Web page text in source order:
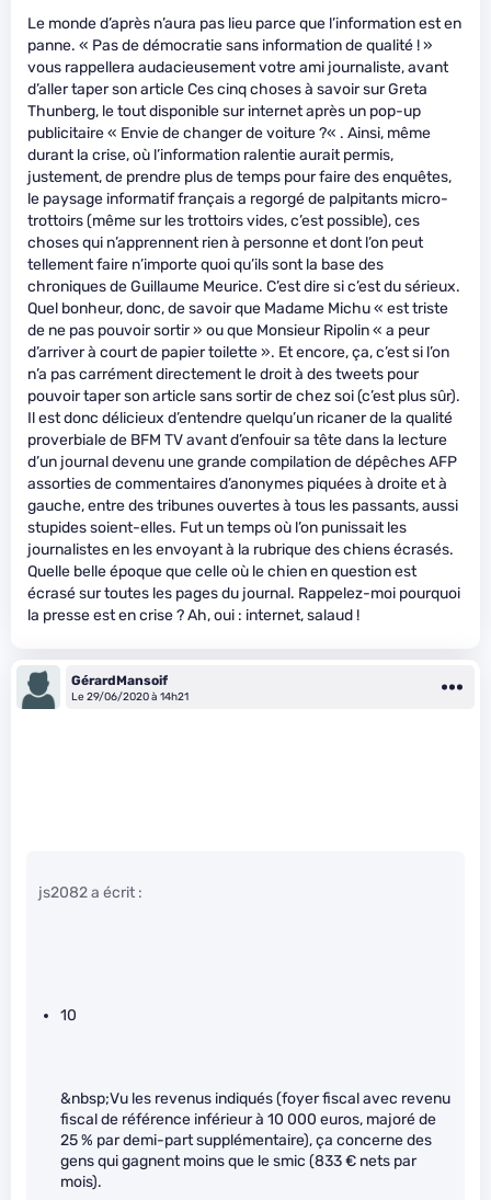
Le monde d’après n’aura pas lieu parce que l’information est en
panne. « Pas de démocratie sans information de qualité ! »
vous rappellera audacieusement votre ami journaliste, avant
d’aller taper son article Ces cinq choses à savoir sur Greta
Thunberg, le tout disponible sur internet après un pop-up
publicitaire « Envie de changer de voiture ?« . Ainsi, même
durant la crise, où l’information ralentie aurait permis,
justement, de prendre plus de temps pour faire des enquêtes,
le paysage informatif français a regorgé de palpitants micro-
trottoirs (même sur les trottoirs vides, c’est possible), ces
choses qui n’apprennent rien à personne et dont l’on peut
tellement faire n’importe quoi qu’ils sont la base des
chroniques de Guillaume Meurice. C’est dire si c’est du sérieux.
Quel bonheur, donc, de savoir que Madame Michu « est triste
de ne pas pouvoir sortir » ou que Monsieur Ripolin « a peur
d’arriver à court de papier toilette ». Et encore, ça, c’est si l’on
n’a pas carrément directement le droit à des tweets pour
pouvoir taper son article sans sortir de chez soi (c’est plus sûr).
Il est donc délicieux d’entendre quelqu’un ricaner de la qualité
proverbiale de BFM TV avant d’enfouir sa tête dans la lecture
d’un journal devenu une grande compilation de dépêches AFP
assorties de commentaires d’anonymes piquées à droite et à
gauche, entre des tribunes ouvertes à tous les passants, aussi
stupides soient-elles. Fut un temps où l’on punissait les
journalistes en les envoyant à la rubrique des chiens écrasés.
Quelle belle époque que celle où le chien en question est
écrasé sur toutes les pages du journal. Rappelez-moi pourquoi
la presse est en crise ? Ah, oui : internet, salaud !
GérardMansoif
Le 29/06/2020 à 14h21
js2082 a écrit :
10
&nbsp;Vu les revenus indiqués (foyer fiscal avec revenu
fiscal de référence inférieur à 10 000 euros, majoré de
25 % par demi-part supplémentaire), ça concerne des
gens qui gagnent moins que le smic (833 € nets par
mois).